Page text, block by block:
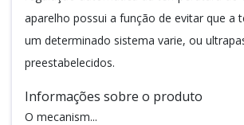
aparelho possui a função de evitar que a
um determinado sistema varie, ou
preestabelecidos.
Informações sobre o produto
O mecanism...